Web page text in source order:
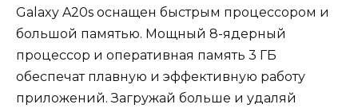
Galaxy A20s оснащен быстрым процессором и
большой памятью. Мощный 8-ядерный
процессор и оперативная память 3 ГБ
обеспечат плавную и эффективную работу
приложений. Загружай больше и удаляй